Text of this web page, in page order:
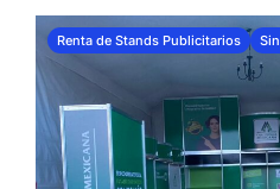
Renta de Stands Publicitarios